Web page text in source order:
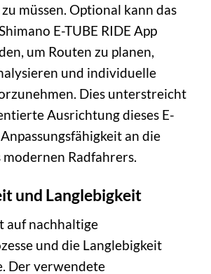
müssen. Optional kann das
E-TUBE RIDE App
um Routen zu planen,
und individuelle
Dies unterstreicht
Ausrichtung dieses E-
an die
modernen Radfahrers.
und Langlebigkeit
auf nachhaltige
und die Langlebigkeit
Der verwendete